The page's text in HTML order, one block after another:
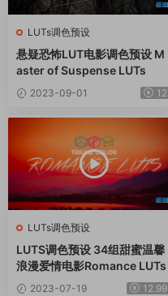
LUTs调色预设
悬疑恐怖LUT电影调色预设 M
aster of Suspense LUTs
2023-09-01 12
LUTs调色预设
LUTS调色预设 34组甜蜜温馨
浪漫爱情电影Romance LUTs
2023-07-19 12.99